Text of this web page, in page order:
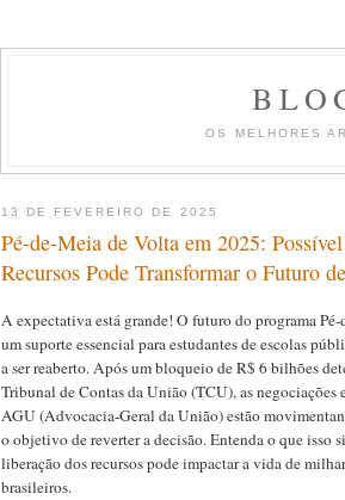
OS MELHORES
13 DE FEVEREIRO DE 2025
Pé-de-Meia de Volta em 2025:
Recursos Pode Transformar o Futuro
A expectativa está grande! O futuro do programa Pé-
um suporte essencial para estudantes de escolas
a ser reaberto. Após um bloqueio de R$ 6 bilhões
Tribunal de Contas da União (TCU), as negociações
AGU (Advocacia-Geral da União) estão
o objetivo de reverter a decisão. Entenda o que isso
liberação dos recursos pode impactar a vida de
brasileiros.